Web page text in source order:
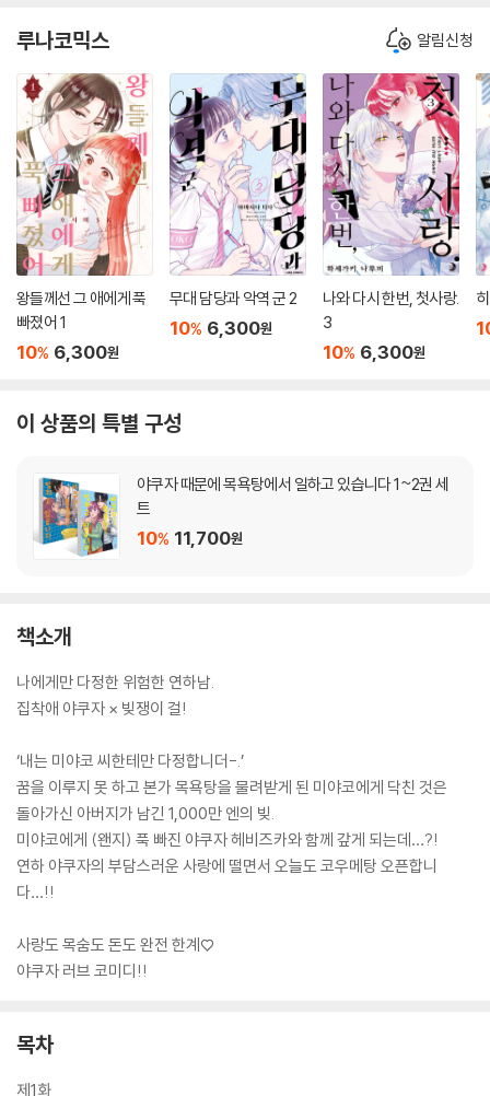
루나코믹스 알림신청
왕들께선 그 애에게 푹
빠졌어 1
10% 6,300원
무대 담당과 악역 군 2
10% 6,300원
나와 다시 한번, 첫사랑.
3
10% 6,300원
이 상품의 특별 구성
야쿠자 때문에 목욕탕에서 일하고 있습니다 1~2권 세
트
10% 11,700원
책소개
나에게만 다정한 위험한 연하남.
집착애 야쿠자 × 빚쟁이 걸!
‘내는 미야코 씨한테만 다정합니더-.’
꿈을 이루지 못 하고 본가 목욕탕을 물려받게 된 미야코에게 닥친 것은
돌아가신 아버지가 남긴 1,000만 엔의 빚.
미야코에게 (왠지) 푹 빠진 야쿠자 헤비즈카와 함께 갚게 되는데…?!
연하 야쿠자의 부담스러운 사랑에 떨면서 오늘도 코우메탕 오픈합니
다…!!
사랑도 목숨도 돈도 완전 한계♡
야쿠자 러브 코미디!!
목차
제1화